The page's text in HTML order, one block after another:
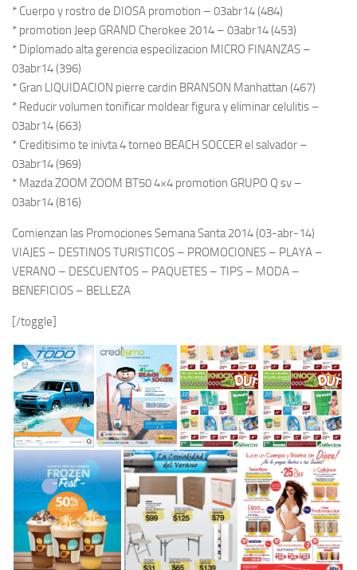
* Cuerpo y rostro de DIOSA promotion – 03abr14 (484)
* promotion Jeep GRAND Cherokee 2014 – 03abr14 (453)
* Diplomado alta gerencia especilizacion MICRO FINANZAS –
03abr14 (396)
* Gran LIQUIDACION pierre cardin BRANSON Manhattan (467)
* Reducir volumen tonificar moldear figura y eliminar celulitis –
03abr14 (663)
* Creditisimo te inivta 4 torneo BEACH SOCCER el salvador –
03abr14 (969)
* Mazda ZOOM ZOOM BT50 4×4 promotion GRUPO Q sv –
03abr14 (816)
Comienzan las Promociones Semana Santa 2014 (03-abr-14)
VIAJES – DESTINOS TURISTICOS – PROMOCIONES – PLAYA –
VERANO – DESCUENTOS – PAQUETES – TIPS – MODA –
BENEFICIOS – BELLEZA
[/toggle]